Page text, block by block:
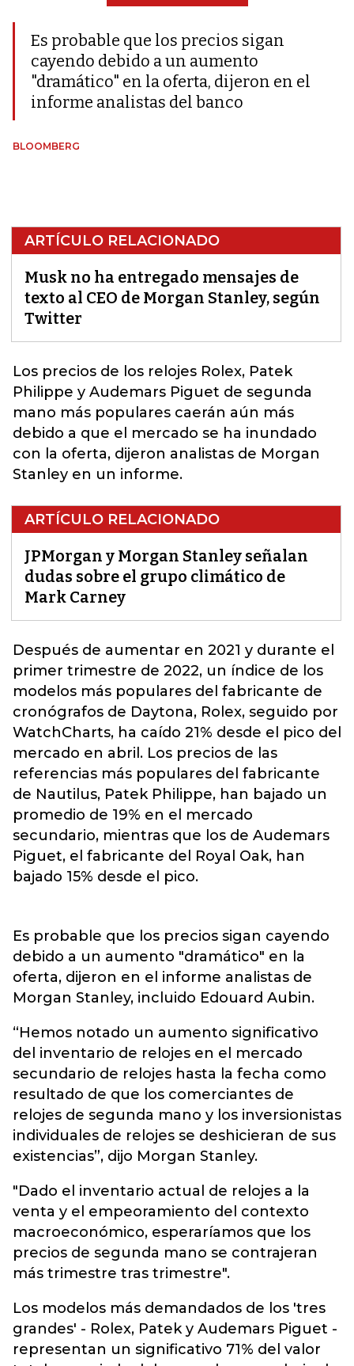
Es probable que los precios sigan
cayendo debido a un aumento
"dramático" en la oferta, dijeron en el
informe analistas del banco
BLOOMBERG
ARTÍCULO RELACIONADO
Musk no ha entregado mensajes de
texto al CEO de Morgan Stanley, según
Twitter
Los precios de los relojes Rolex, Patek
Philippe y Audemars Piguet de segunda
mano más populares caerán aún más
debido a que el mercado se ha inundado
con la oferta, dijeron analistas de Morgan
Stanley en un informe.
ARTÍCULO RELACIONADO
JPMorgan y Morgan Stanley señalan
dudas sobre el grupo climático de
Mark Carney
Después de aumentar en 2021 y durante el
primer trimestre de 2022, un índice de los
modelos más populares del fabricante de
cronógrafos de Daytona, Rolex, seguido por
WatchCharts, ha caído 21% desde el pico del
mercado en abril. Los precios de las
referencias más populares del fabricante
de Nautilus, Patek Philippe, han bajado un
promedio de 19% en el mercado
secundario, mientras que los de Audemars
Piguet, el fabricante del Royal Oak, han
bajado 15% desde el pico.
Es probable que los precios sigan cayendo
debido a un aumento "dramático" en la
oferta, dijeron en el informe analistas de
Morgan Stanley, incluido Edouard Aubin.
“Hemos notado un aumento significativo
del inventario de relojes en el mercado
secundario de relojes hasta la fecha como
resultado de que los comerciantes de
relojes de segunda mano y los inversionistas
individuales de relojes se deshicieran de sus
existencias”, dijo Morgan Stanley.
"Dado el inventario actual de relojes a la
venta y el empeoramiento del contexto
macroeconómico, esperaríamos que los
precios de segunda mano se contrajeran
más trimestre tras trimestre".
Los modelos más demandados de los 'tres
grandes' - Rolex, Patek y Audemars Piguet -
representan un significativo 71% del valor